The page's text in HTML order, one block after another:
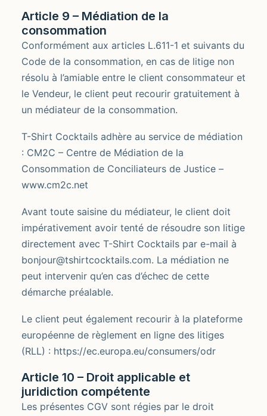
Article 9 – Médiation de la
consommation
Conformément aux articles L.611-1 et suivants du
Code de la consommation, en cas de litige non
résolu à l’amiable entre le client consommateur et
le Vendeur, le client peut recourir gratuitement à
un médiateur de la consommation.
T-Shirt Cocktails adhère au service de médiation
: CM2C – Centre de Médiation de la
Consommation de Conciliateurs de Justice –
www.cm2c.net
Avant toute saisine du médiateur, le client doit
impérativement avoir tenté de résoudre son litige
directement avec T-Shirt Cocktails par e-mail à
bonjour@tshirtcocktails.com. La médiation ne
peut intervenir qu’en cas d’échec de cette
démarche préalable.
Le client peut également recourir à la plateforme
européenne de règlement en ligne des litiges
(RLL) : https://ec.europa.eu/consumers/odr
Article 10 – Droit applicable et
juridiction compétente
Les présentes CGV sont régies par le droit